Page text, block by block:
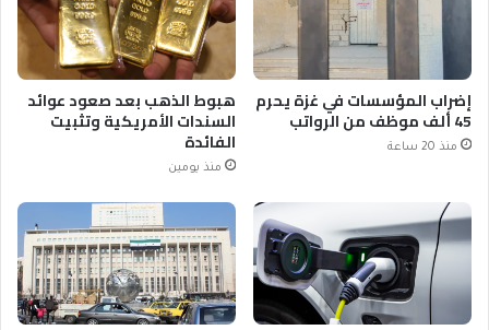
إضراب المؤسسات في غزة يحرم
45 ألف موظف من الرواتب
منذ 20 ساعة
هبوط الذهب بعد صعود عوائد
السندات الأمريكية وتثبيت
الفائدة
منذ يومين